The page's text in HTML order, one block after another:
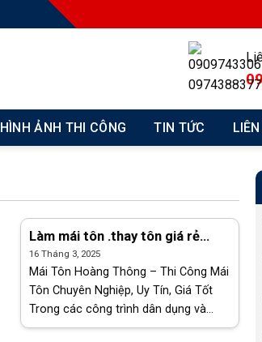
HÌNH ẢNH THI CÔNG TIN TỨC
Làm mái tôn .thay tôn giá rẻ
Thuận An Bình Dương ĐT
0909743306
16 Tháng 3, 2025
Mái Tôn Hoàng Thông – Thi Công Mái
Tôn Chuyên Nghiệp, Uy Tín, Giá Tốt
Trong các công trình dân dụng và
công nghiệp hiện nay, mái tôn luôn là